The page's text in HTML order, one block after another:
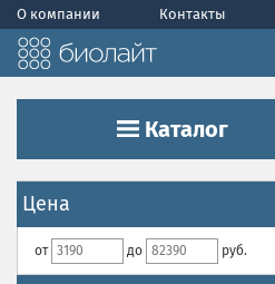
О компании Контакты
Каталог
Цена
от до руб.